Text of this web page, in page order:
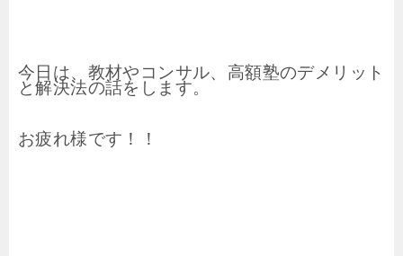
今日は、教材やコンサル、高額塾のデメリット
と解決法の話をします。
お疲れ様です！！